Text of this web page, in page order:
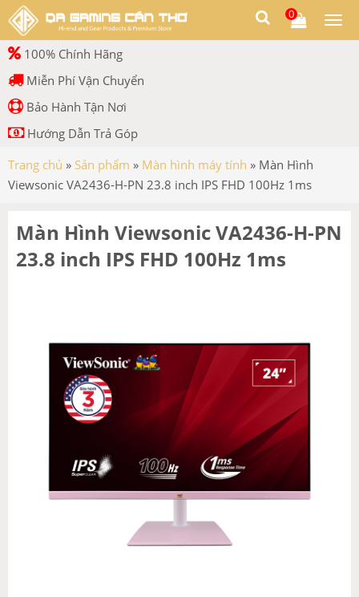
0
100% Chính Hãng
Miễn Phí Vận Chuyển
Bảo Hành Tận Nơi
Hướng Dẫn Trả Góp
Trang chủ » Sản phẩm » Màn hình máy tính » Màn Hình
Viewsonic VA2436-H-PN 23.8 inch IPS FHD 100Hz 1ms
Màn Hình Viewsonic VA2436-H-PN
23.8 inch IPS FHD 100Hz 1ms